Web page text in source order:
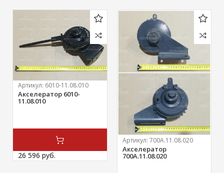
Артикул: 6010-11.08.010
Акселератор 6010-
11.08.010
26 596 руб.
Артикул: 700А.11.08.020
Акселератор
700А.11.08.020